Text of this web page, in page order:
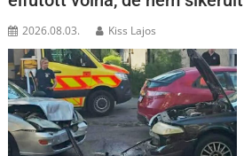
2026.08.03. Kiss Lajos